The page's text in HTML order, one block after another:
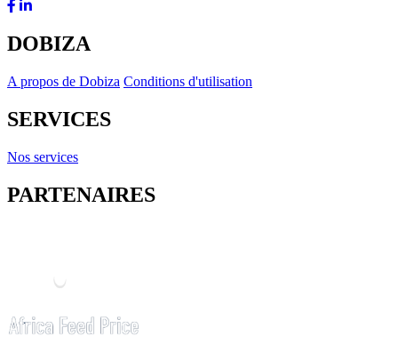
DOBIZA
A propos de Dobiza Conditions d'utilisation
SERVICES
Nos services
PARTENAIRES